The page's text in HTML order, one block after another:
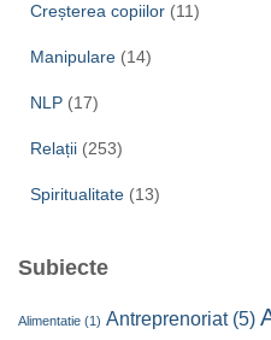
Creșterea copiilor (11)
Manipulare (14)
NLP (17)
Relații (253)
Spiritualitate (13)
Subiecte
Alimentatie (1) Antreprenoriat(5)